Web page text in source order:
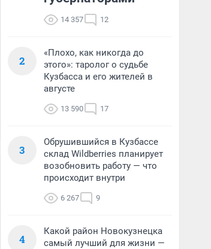
14 357 12
2
«Плохо, как никогда до
этого»: таролог о судьбе
Кузбасса и его жителей в
августе
13 590 17
3
Обрушившийся в Кузбассе
склад Wildberries планирует
возобновить работу — что
происходит внутри
6 267 9
4
Какой район Новокузнецка
самый лучший для жизни —